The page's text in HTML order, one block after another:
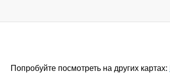
Попробуйте посмотреть на других картах: